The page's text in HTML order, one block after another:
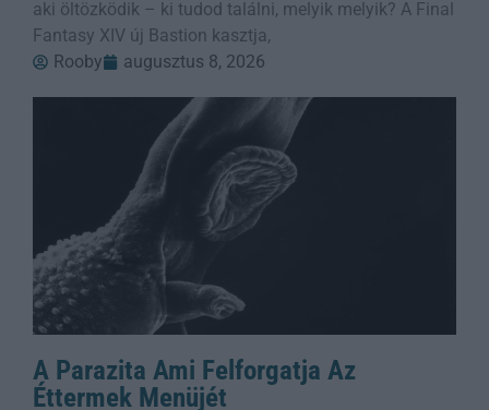
aki öltözködik – ki tudod találni, melyik melyik? A Final
Fantasy XIV új Bastion kasztja,
Rooby
augusztus 8, 2026
A Parazita Ami Felforgatja Az
Éttermek Menüjét